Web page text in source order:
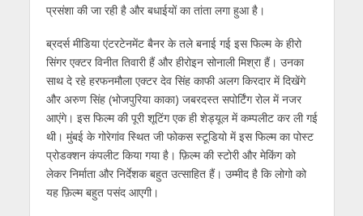
प्रसंशा की जा रही है और बधाईयों का तांता लगा हुआ है।
ब्रदर्स मीडिया एंटरटेनमेंट बैनर के तले बनाई गई इस फिल्म के हीरो
सिंगर एक्टर विनीत तिवारी हैं और हीरोइन सोनाली मिश्रा हैं। उनका
साथ दे रहे हरफनमौला एक्टर देव सिंह काफी अलग किरदार में दिखेंगे
और अरुण सिंह (भोजपुरिया काका) जबरदस्त सपोर्टिंग रोल में नजर
आएंगे। इस फिल्म की पूरी शूटिंग एक ही शेड्यूल में कम्पलीट कर ली गई
थी। मुंबई के गोरेगांव स्थित जी फोकस स्टूडियो में इस फिल्म का पोस्ट
प्रोडक्शन कंपलीट किया गया है। फ़िल्म की स्टोरी और मेकिंग को
लेकर निर्माता और निर्देशक बहुत उत्साहित हैं। उम्मीद है कि लोगो को
यह फ़िल्म बहुत पसंद आएगी।